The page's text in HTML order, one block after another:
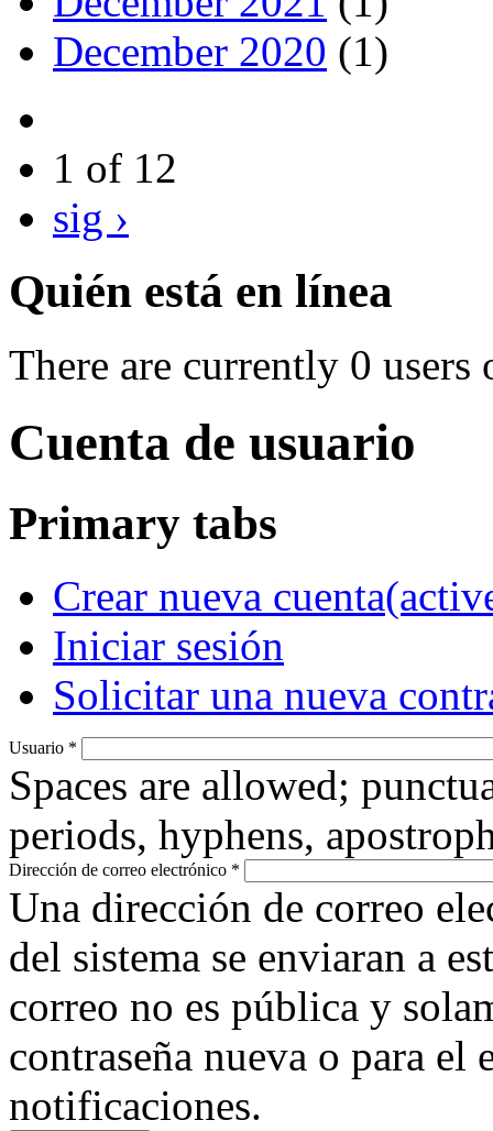
December 2020 (1)
1 of 12
sig ›
Quién está en línea
There are currently 0 users
Cuenta de usuario
Primary tabs
Crear nueva cuenta
Iniciar sesión
Solicitar una nueva
Usuario *
Spaces are allowed;
periods, hyphens,
Dirección de correo electrónico *
Una dirección de correo
del sistema se enviaran a
correo no es pública y
contraseña nueva o para
notificaciones.